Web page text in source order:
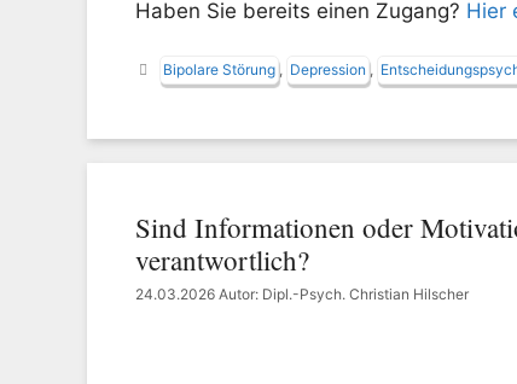
Haben Sie bereits einen Zugang? Hier
Schlagwörter
Bipolare Störung , Depression ,
Sind Informationen oder
verantwortlich?
24.03.2026 Autor: Dipl.-Psych. Christian Hilscher